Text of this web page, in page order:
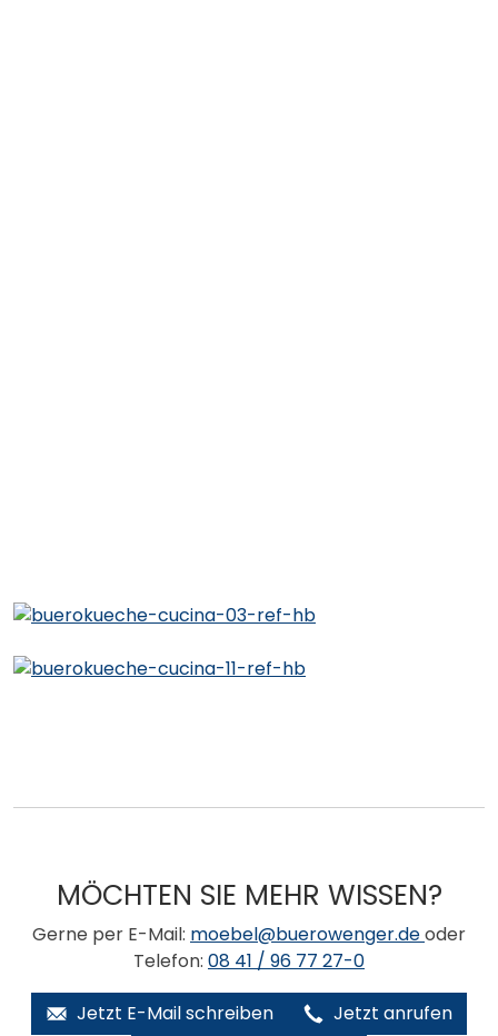
MÖCHTEN SIE MEHR WISSEN?
Gerne per E-Mail: moebel@buerowenger.deoder
Telefon: 08 41 / 96 77 27-0
Jetzt E-Mail schreiben
Jetzt anrufen